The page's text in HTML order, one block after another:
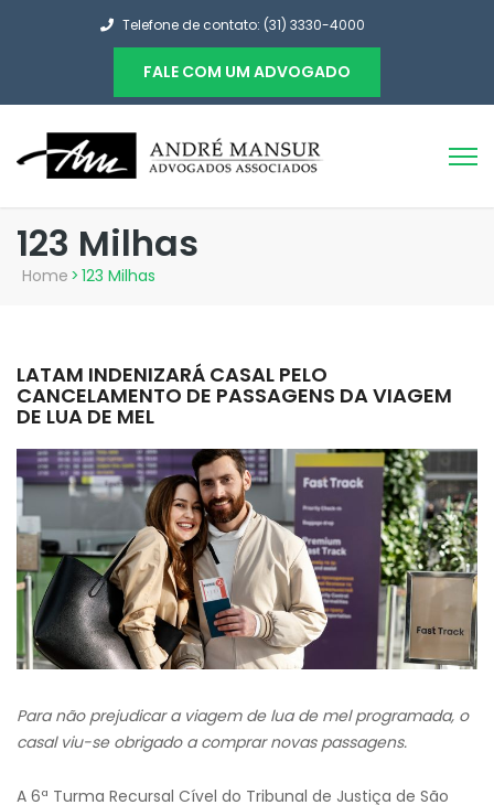
Telefone de contato: (31) 3330-4000
FALE COM UM ADVOGADO
123 Milhas
Home > 123 Milhas
LATAM INDENIZARÁ CASAL PELO
CANCELAMENTO DE PASSAGENS DA VIAGEM
DE LUA DE MEL
Para não prejudicar a viagem de lua de melprogramada, o
casal viu-se obrigado a comprar novas passagens.
A 6ª Turma Recursal Cível do Tribunal de Justiça de São